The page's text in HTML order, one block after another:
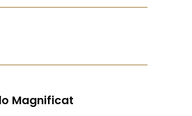
Magnificat